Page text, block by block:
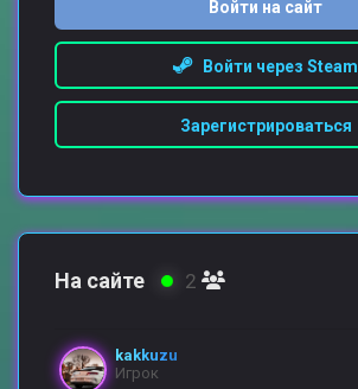
Войти на сайт
Войти через Steam
Зарегистрироваться
На сайте 2
kakkuzu
Игрок